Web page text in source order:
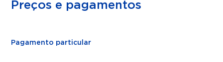
Preços e pagamentos
Pagamento particular